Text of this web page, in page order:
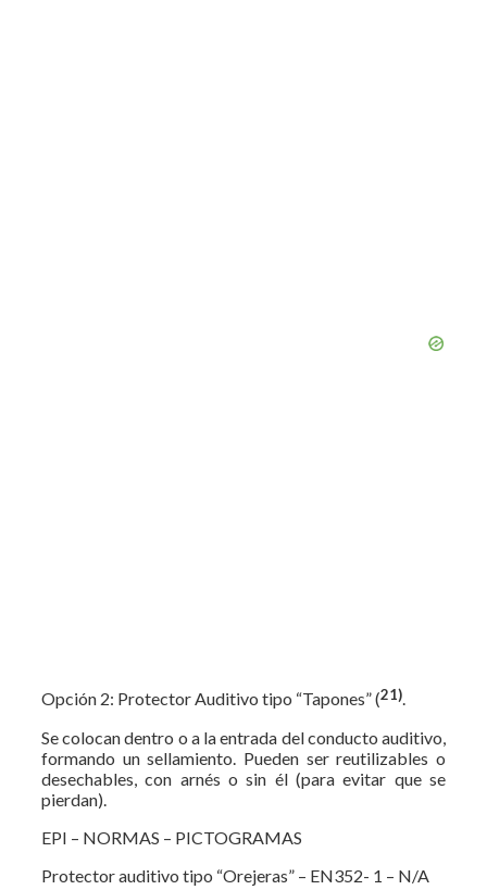
Opción 2: Protector Auditivo tipo “Tapones” (21).
Se colocan dentro o a la entrada del conducto auditivo,
formando un sellamiento. Pueden ser reutilizables o
desechables, con arnés o sin él (para evitar que se
pierdan).
EPI – NORMAS – PICTOGRAMAS
Protector auditivo tipo “Orejeras” – EN352- 1 – N/A